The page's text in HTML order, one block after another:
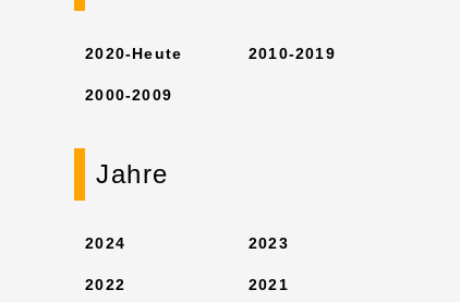
2020-Heute
2000-2009
2010-2019
Jahre
2024
2022
2023
2021